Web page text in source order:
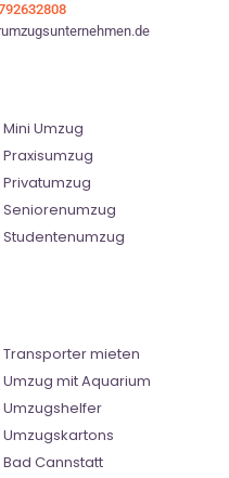
Mini Umzug
Praxisumzug
Privatumzug
Seniorenumzug
Studentenumzug
Transporter mieten
Umzug mit Aquarium
Umzugshelfer
Umzugskartons
Bad Cannstatt